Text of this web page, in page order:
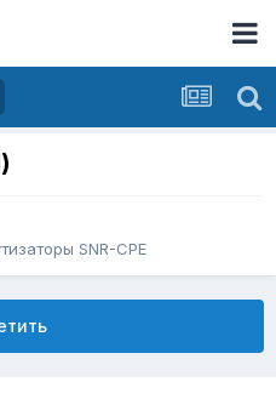
SNR-CPE